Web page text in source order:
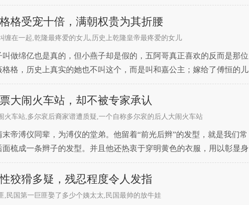
一方面是家族教养不错，另一方面则跟乾隆帝有关
格受宠十倍，满朝权贵为其折腰
缠在一起,乾隆最疼爱的女儿,历史上乾隆皇帝最疼爱的女儿
做绵亿也是真的，但小燕子却是假的，五阿哥真正喜欢的反而是那位
格，历史上真实的她也不叫这个，而是叫和嘉公主；嫁给了傅恒的儿
在正史上，的确挺受宠的，不然也嫁不了富察皇后的侄
大闹火车站，却不被专家承认
火车站,多尔衮后裔家谱遭质疑,一个自称多尔衮的后人大闹火车站
帝溥仪同辈，为溥仪的堂弟。他留着“前光后辫”的发型，就是我们常
梳成一条辫子的发型。并且他还热衷于穿明黄色的衣服，用以彰显身
大家看个稀奇，也不会去指摘他些什么，可问题来了
狡猾多疑，残忍程度令人发指
,民国第一巨匪娶了多少个姨太太,民国最帅的放牛娃